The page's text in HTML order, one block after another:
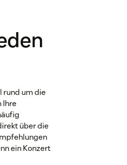
rund um die
Ihre
über die
ein Konzert